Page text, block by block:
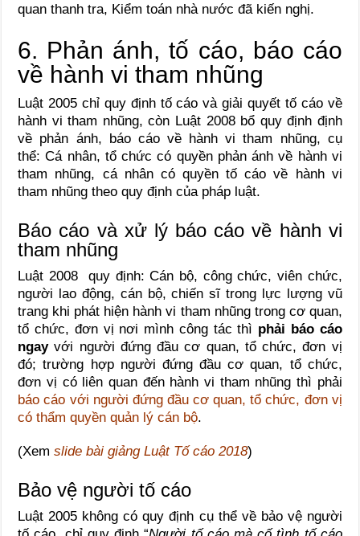
quan thanh tra, Kiểm toán nhà nước đã kiến nghị.
6. Phản ánh, tố cáo, báo cáo
về hành vi tham nhũng
Luật 2005 chỉ quy định tố cáo và giải quyết tố cáo về
hành vi tham nhũng, còn Luật 2008 bổ quy định định
về phản ánh, báo cáo về hành vi tham nhũng, cụ
thể: Cá nhân, tổ chức có quyền phản ánh về hành vi
tham nhũng, cá nhân có quyền tố cáo về hành vi
tham nhũng theo quy định của pháp luật.
Báo cáo và xử lý báo cáo về hành vi
tham nhũng
Luật 2008 quy định: Cán bộ, công chức, viên chức,
người lao động, cán bộ, chiến sĩ trong lực lượng vũ
trang khi phát hiện hành vi tham nhũng trong cơ quan,
tổ chức, đơn vị nơi mình công tác thì phải báo cáo
ngayvới người đứng đầu cơ quan, tổ chức, đơn vị
đó; trường hợp người đứng đầu cơ quan, tổ chức,
đơn vị có liên quan đến hành vi tham nhũng thì phải
báo cáo với người đứng đầu cơ quan, tổ chức, đơn vị
có thẩm quyền quản lý cán bộ.
(Xemslide bài giảng Luật Tố cáo 2018)
Bảo vệ người tố cáo
Luật 2005 không có quy định cụ thể về bảo vệ người